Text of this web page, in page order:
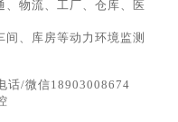
、物流、工厂、仓库、医
间、库房等动力环境监测
话/微信18903008674